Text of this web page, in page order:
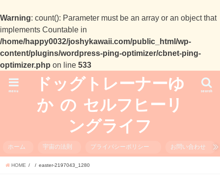
Warning: count(): Parameter must be an array or an object that
implements Countable in
/home/happy0032/joshykawaii.com/public_html/wp-
content/plugins/wordpress-ping-optimizer/cbnet-ping-
optimizer.php on line 533
ドッグトレーナーゆ
か の セルフヒーリ
ングライフ
search
menu
ホーム 宇宙の法則 プライバシーポリシー お問い合わせ
HOME easter-2197043_1280